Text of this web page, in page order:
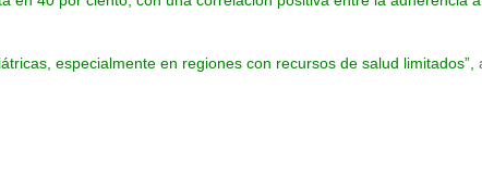
especialmente en regiones con recursos de salud limitados”,